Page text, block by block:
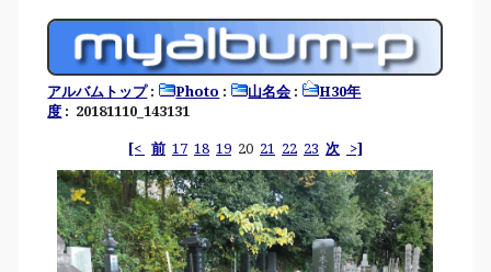
アルバムトップ: Photo : 山名会 :
H30年
度 : 20181110_143131
[< 前 17 18 19 20 21 22 23 次 >]